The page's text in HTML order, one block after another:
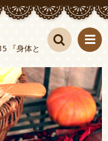
『身体と
検索